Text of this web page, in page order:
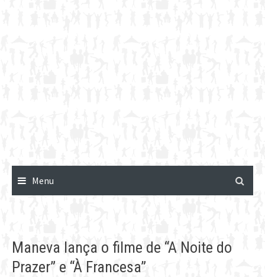
Menu
Maneva lança o filme de “A Noite do
Prazer” e “À Francesa”